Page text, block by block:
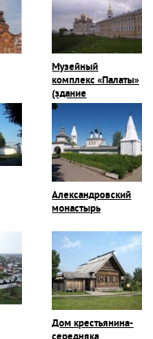
Музейный
комплекс «Палаты»
(здание
Присутственных
Александровский
монастырь
Дом крестьянина-